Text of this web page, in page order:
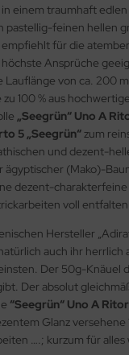
einem traumhaft
feinen hellen
für die
Ansprüche
Lauflänge von ca. 200
100 % aus
„Seegrün“ Uno A
5 „Seegrün“zum
und dezent-
ägyptischer (Mako)-
dezent-
voll entfalten.
Hersteller
auch ihr
Der 50g-Knäuel
Der absolut
“Seegrün“ Uno A
Glanz
….; kurzum für alles